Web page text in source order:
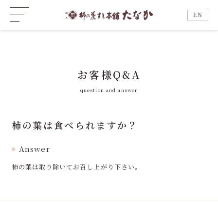
EN
お客様Q&A
question and answer
柿の葉は食べられますか？
Answer
柿の葉は取り除いてお召し上がり下さい。